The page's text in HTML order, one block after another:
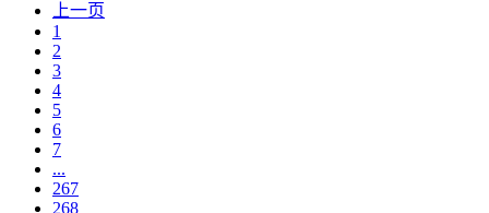
上一页
1
2
3
4
5
6
7
...
267
268